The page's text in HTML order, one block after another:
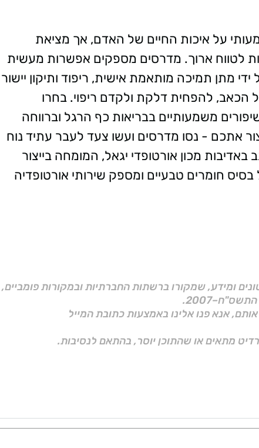
על איכות החיים של האדם, אך מציאת
לטווח ארוך. מדרסים מספקים אפשרות מעשית
מתן תמיכה מותאמת אישית, ריפוד ותיקון יישור
הכאב, להפחית דלקת ולקדם ריפוי. בחרו
משמעותיים בבריאות כף הרגל וברווחה
אתכם - נסו מדרסים ועשו צעד לעבר עתיד נוח
מכון אורטופדי יגאל, המומחה בייצור
חומרים טבעיים ומספק שירותי אורטופדיה
ומידע, שמקורו ברשתות החברתיות ובמקורות פומביים,
אנא פנו אלינו באמצעות כתובת המייל
מתאים או שהתוכן יוסר, בהתאם לנסיבות.